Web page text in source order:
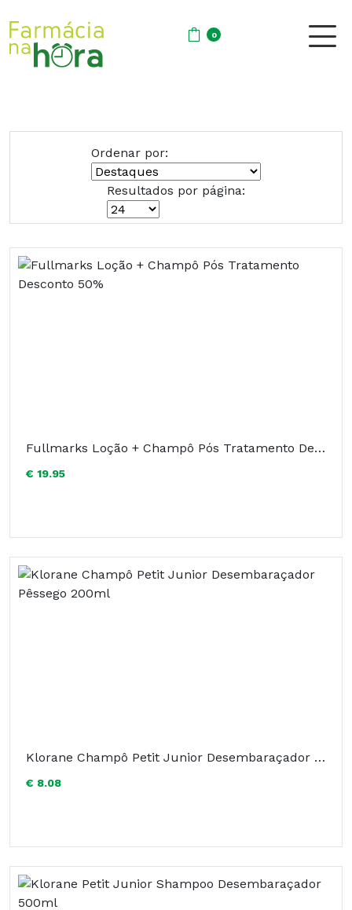
0
Ordenar por:
Resultados por página:
Fullmarks Loção + Champô Pós Tratamento Desconto 50%
€ 19.95
Klorane Champô Petit Junior Desembaraçador Pêssego 200ml
€ 8.08